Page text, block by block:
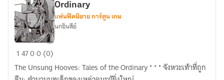
The
Hooves:
Ordinary
แฟนฟิคนิยาย การ์ตูน เกม
นกอินสีย์
14700 (0)
The Unsung Hooves: Tales of the Ordinary * * * จังหวะเท้าที่ถูก